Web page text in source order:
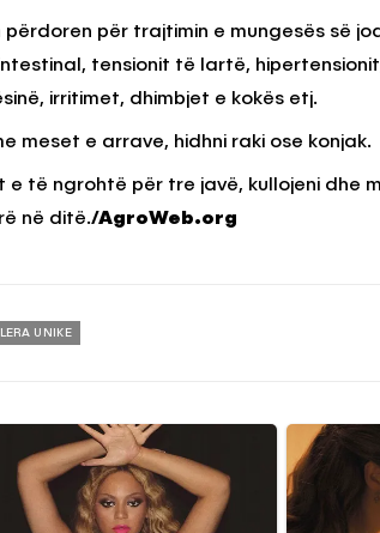
për trajtimin e mungesës së
tensionit të lartë,
irritimet, dhimbjet e kokës etj.
meset e arrave, hidhni raki ose konjak.
e të ngrohtë për tre javë, kullojeni dhe
në ditë./AgroWeb.org
UNIKE